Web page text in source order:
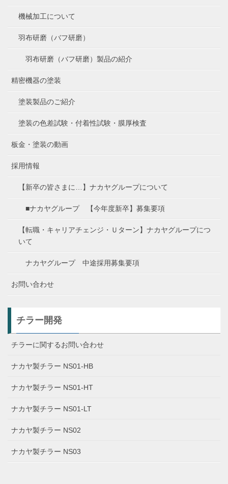
機械加工について
羽布研磨（バフ研磨）
羽布研磨（バフ研磨）製品の紹介
精密機器の塗装
塗装製品のご紹介
塗装の色差試験・付着性試験・膜厚検査
板金・塗装の動画
採用情報
【新卒の皆さまに…】ナカヤグループについて
■ナカヤグループ 【今年度新卒】募集要項
【転職・キャリアチェンジ・Ｕターン】ナカヤグループにつ
いて
ナカヤグループ 中途採用募集要項
お問い合わせ
チラー開発
チラーに関するお問い合わせ
ナカヤ製チラー NS01-HB
ナカヤ製チラー NS01-HT
ナカヤ製チラー NS01-LT
ナカヤ製チラー NS02
ナカヤ製チラー NS03